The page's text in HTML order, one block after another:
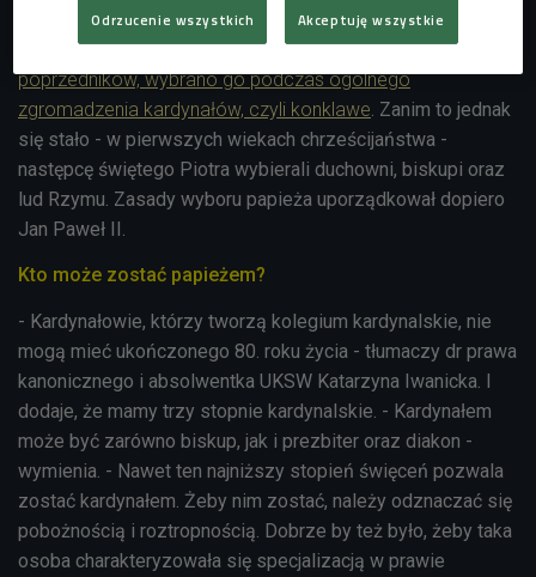
16 października 2023 mija 45 lat od wyboru kardynała
Karola Wojtyły na papieża. Podobnie jak jego
poprzedników, wybrano go podczas ogólnego
zgromadzenia kardynałów, czyli konklawe. Zanim to jednak
się stało - w pierwszych wiekach chrześcijaństwa -
następcę świętego Piotra wybierali duchowni, biskupi oraz
lud Rzymu. Zasady wyboru papieża uporządkował dopiero
Jan Paweł II.
Kto może zostać papieżem?
- Kardynałowie, którzy tworzą kolegium kardynalskie, nie
mogą mieć ukończonego 80. roku życia - tłumaczy dr prawa
kanonicznego i absolwentka UKSW Katarzyna Iwanicka. I
dodaje, że mamy trzy stopnie kardynalskie. - Kardynałem
może być zarówno biskup, jak i prezbiter oraz diakon -
wymienia. - Nawet ten najniższy stopień święceń pozwala
zostać kardynałem. Żeby nim zostać, należy odznaczać się
pobożnością i roztropnością. Dobrze by też było, żeby taka
osoba charakteryzowała się specjalizacją w prawie
Odrzucenie wszystkich Akceptuję wszystkie